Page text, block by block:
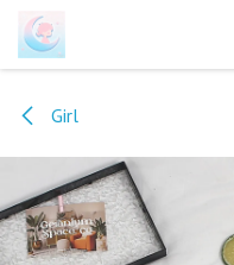
跳至内容
Girl